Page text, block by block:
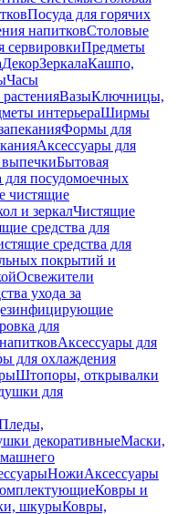
Посуда для горячих
напитковСтоловые
сервировкиПредметы
ДекорЗеркалаКашпо,
Часы
ВазыКлючницы,
интерьераШирмы
Формы для
Аксессуары для
выпечкиБытовая
для посудомоечных
чистящие
и зеркалЧистящие
средства для
средства для
покрытий и
Освежители
ухода за
для
Аксессуары для
для охлаждения
Штопоры, открывалки
для
декоративныеМаски,
НожиАксессуары
Ковры и
шкурыКовры,